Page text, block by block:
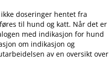
doseringer hentet fra
til hund og katt. Når det er
med indikasjon for hund
om indikasjon og
av en oversikt over